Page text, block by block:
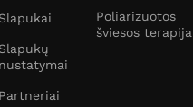
Slapukai
Slapukų
nustatymai
Partneriai
Poliarizuotos
šviesos terapija